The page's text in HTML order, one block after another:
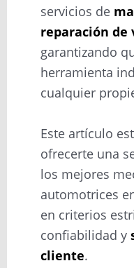
servicios de
reparación de
garantizando
herramienta
cualquier
Este artículo
ofrecerte una
los mejores
automotrices
en criterios
confiabilidad y
cliente.